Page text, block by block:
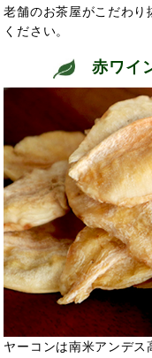
老舗のお茶屋がこだわ
ください。
赤ワイ
ヤーコンは南米アンデ